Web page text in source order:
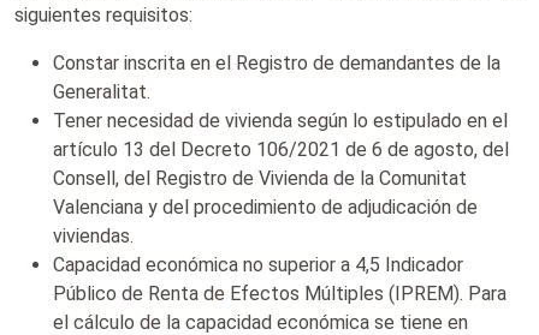
siguientes requisitos:
Constar inscrita en el Registro de demandantes de la
Generalitat.
Tener necesidad de vivienda según lo estipulado en el
artículo 13 del Decreto 106/2021 de 6 de agosto, del
Consell, del Registro de Vivienda de la Comunitat
Valenciana y del procedimiento de adjudicación de
viviendas.
Capacidad económica no superior a 4,5 Indicador
Público de Renta de Efectos Múltiples (IPREM). Para
el cálculo de la capacidad económica se tiene en